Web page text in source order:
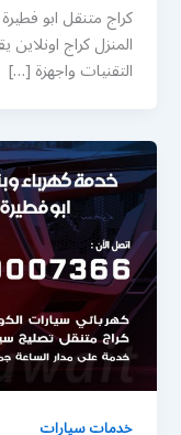
كراج متنقل ابو
المنزل كراج
التقنيات واجهزة […]
خدمات سيارات